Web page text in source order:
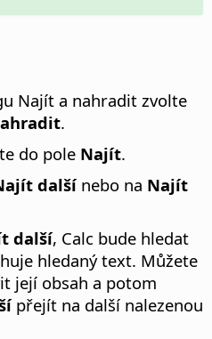
Najít a nahradit zvolte
.
do pole Najít.
dalšínebo na Najít
další, Calc bude hledat
hledaný text. Můžete
její obsah a potom
přejít na další nalezenou